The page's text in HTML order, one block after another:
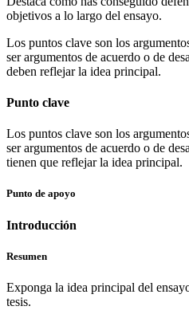
objetivos a lo largo del ensayo.
Los puntos clave son los
ser argumentos de acuerdo o de
deben reflejar la idea principal.
Punto clave
Los puntos clave son los
ser argumentos de acuerdo o de
tienen que reflejar la idea principal.
Punto de apoyo
Introducción
Resumen
Exponga la idea principal del
tesis.